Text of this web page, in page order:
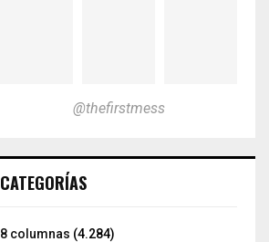
@thefirstmess
CATEGORÍAS
8 columnas (4.284)